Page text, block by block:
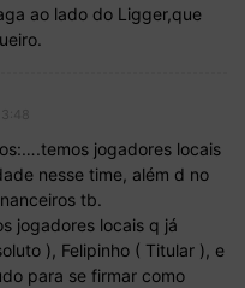
ao lado do Ligger,que
jogadores locais
nesse time, além d no
tb.
jogadores locais q já
), Felipinho ( Titular ), e
para se firmar como